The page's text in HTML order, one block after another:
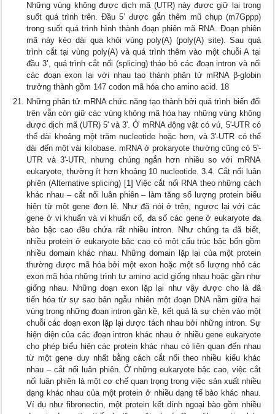
Những vùng không được dịch mã (UTR) này được giữ lại trong
suốt quá trình trên. Đầu 5’ được gắn thêm mũ chụp (m7Gppp)
trong suốt quá trình hình thành đoạn phiên mã RNA. Đoạn phiên
mã này kéo dài qua khỏi vùng poly(A) (poly(A) site). Sau quá
trình cắt tại vùng poly(A) và quá trình thêm vào một chuỗi A tại
đầu 3’, quá trình cắt nối (splicing) tháo bỏ các đoạn intron và nối
các đoạn exon lại với nhau tạo thành phân tử mRNA β-globin
trưởng thành gồm 147 codon mã hóa cho amino acid. 18
Những phân tử mRNA chức năng tạo thành bởi quá trình biến đổi
trên vẫn còn giữ các vùng không mã hóa hay những vùng không
được dịch mã (UTR) 5' và 3'. Ở mRNA động vật có vú, 5'-UTR có
thể dài khoảng một trăm nucleotide hoặc hơn, và 3'-UTR có thể
dài đến một vài kilobase. mRNA ở prokaryote thường cũng có 5'-
UTR và 3'-UTR, nhưng chúng ngắn hơn nhiều so với mRNA
eukaryote, thường ít hơn khoảng 10 nucleotide. 3.4. Cắt nối luân
phiên (Alternative splicing) [1] Việc cắt nối RNA theo những cách
khác nhau – cắt nối luân phiên – làm tăng số lượng protein biểu
hiện từ một gene đơn lẻ. Như đã nói ở trên, ngược lại với các
gene ở vi khuẩn và vi khuẩn cổ, đa số các gene ở eukaryote đa
bào bậc cao đều chứa rất nhiều intron. Như chúng ta đã biết,
nhiều protein ở eukaryote bậc cao có một cấu trúc bậc bốn gồm
nhiều domain khác nhau. Những domain lặp lại của một protein
thường được mã hóa bởi một exon hoặc một số lượng nhỏ các
exon mã hóa những trình tư amino acid giống nhau hoặc gần như
giống nhau. Những đoạn exon lặp lại như vậy được cho là đã
tiến hóa từ sự sao bản ngẫu nhiên một đoạn DNA nằm giữa hai
vùng trong những đoạn intron gần kề, kết quả là sự chèn vào một
chuỗi các đoạn exon lặp lại được tách nhau bởi những intron. Sự
hiện diện của các đoạn intron khác nhau ở nhiều gene eukaryote
cho phép biểu hiện các protein khác nhau có liên quan đến nhau
từ một gene duy nhất bằng cách cắt nối theo nhiều kiểu khác
nhau – cắt nối luân phiên. Ở những eukaryote bậc cao, việc cắt
nối luân phiên là một cơ chế quan trọng trong việc sản xuất nhiều
dạng khác nhau của một protein ở nhiều dạng tế bào khác nhau.
Ví dụ như fibronectin, một protein kết dính ngoại bào gồm nhiều